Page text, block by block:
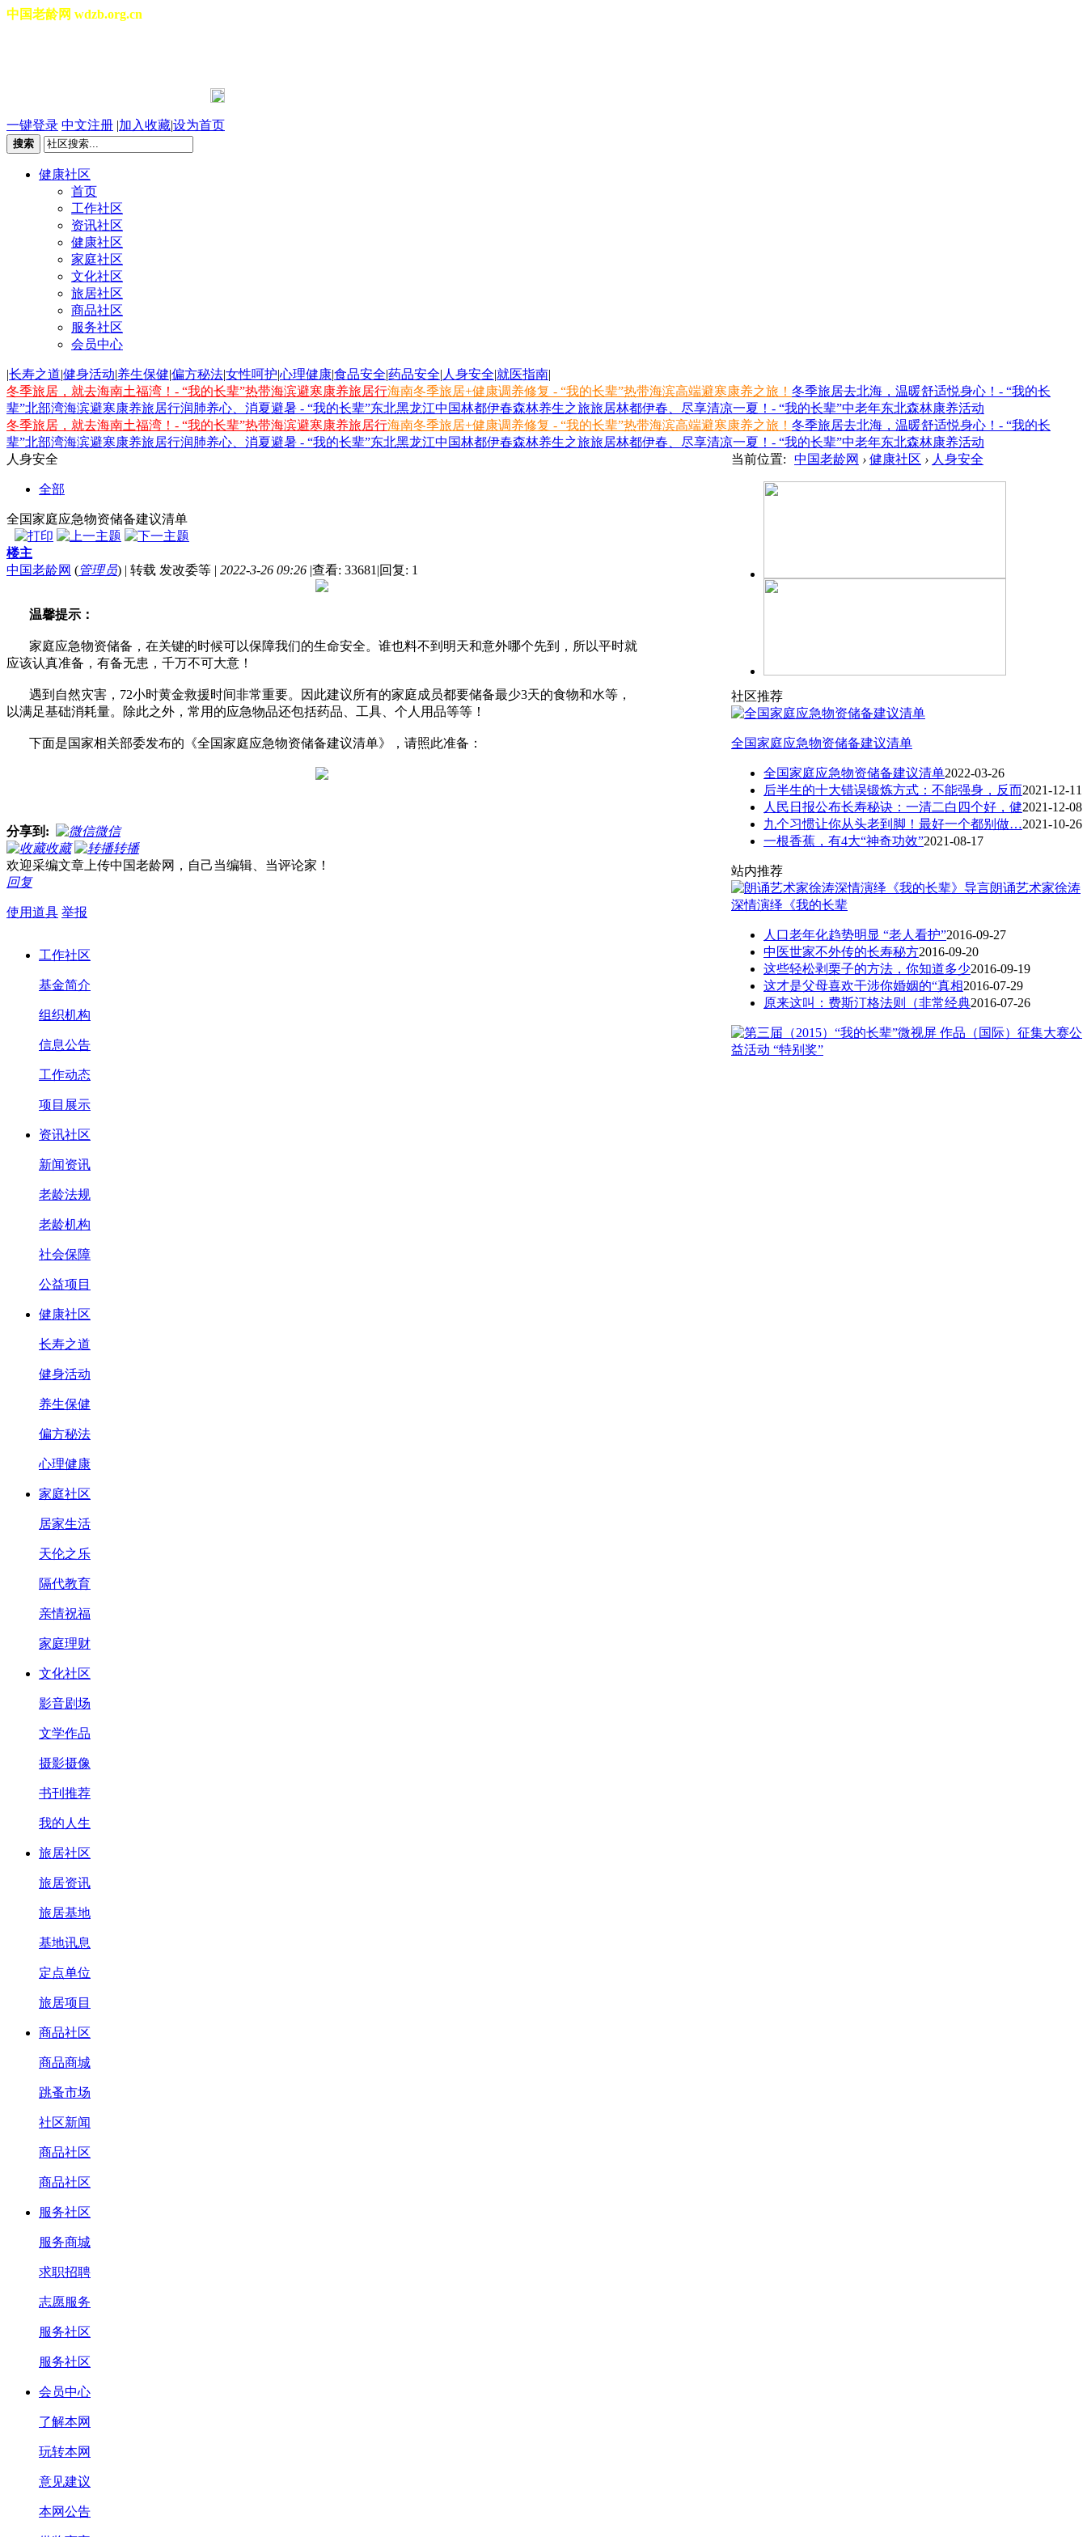
中国老龄网 wdzb.org.cn
一键登录 中文注册 |加入收藏|设为首页
搜索
健康社区
首页
工作社区
资讯社区
健康社区
家庭社区
文化社区
旅居社区
商品社区
服务社区
会员中心
|长寿之道|健身活动|养生保健|偏方秘法|女性呵护|心理健康|食品安全|药品安全| 人身安全|就医指南|
冬季旅居，就去海南土福湾！- “我的长辈”热带海滨避寒康养旅居行海南冬季旅居+健康调养修复 - “我的长辈”热带海滨高端避寒康养之旅！ 冬季旅居去北海，温暖舒适悦身心！- “我的长
辈”北部湾海滨避寒康养旅居行润肺养心、消夏避暑 - “我的长辈”东北黑龙江中国林都伊春森林养生之旅旅居林都伊春、尽享清凉一夏！- “我的长辈”中老年东北森林康养活动
冬季旅居，就去海南土福湾！- “我的长辈”热带海滨避寒康养旅居行海南冬季旅居+健康调养修复 - “我的长辈”热带海滨高端避寒康养之旅！ 冬季旅居去北海，温暖舒适悦身心！- “我的长
辈”北部湾海滨避寒康养旅居行润肺养心、消夏避暑 - “我的长辈”东北黑龙江中国林都伊春森林养生之旅旅居林都伊春、尽享清凉一夏！- “我的长辈”中老年东北森林康养活动
人身安全
全部
全国家庭应急物资储备建议清单
楼主
中国老龄网 (管理员) | 转载 发改委等 | 2022-3-26 09:26 |查看: 33681 |回复: 1
温馨提示：
家庭应急物资储备，在关键的时候可以保障我们的生命安全。谁也料不到明天和意外哪个先到，所以平时就
应该认真准备，有备无患，千万不可大意！
遇到自然灾害，72小时黄金救援时间非常重要。因此建议所有的家庭成员都要储备最少3天的食物和水等，
以满足基础消耗量。除此之外，常用的应急物品还包括药品、工具、个人用品等等！
下面是国家相关部委发布的《全国家庭应急物资储备建议清单》，请照此准备：
分享到:
微信
收藏
转播
欢迎采编文章上传中国老龄网，自己当编辑、当评论家！
回复
使用道具 举报
当前位置: 中国老龄网 › 健康社区 › 人身安全
社区推荐
全国家庭应急物资储备建议清单
全国家庭应急物资储备建议清单2022-03-26
后半生的十大错误锻炼方式：不能强身，反而2021-12-11
人民日报公布长寿秘诀：一清二白四个好，健2021-12-08
九个习惯让你从头老到脚！最好一个都别做…2021-10-26
一根香蕉，有4大“神奇功效”2021-08-17
站内推荐
朗诵艺术家徐涛
深情演绎《我的长辈
人口老年化趋势明显 “老人看护”2016-09-27
中医世家不外传的长寿秘方2016-09-20
这些轻松剥栗子的方法，你知道多少2016-09-19
这才是父母喜欢干涉你婚姻的“真相2016-07-29
原来这叫：费斯汀格法则（非常经典2016-07-26
工作社区
基金简介
组织机构
信息公告
工作动态
项目展示
资讯社区
新闻资讯
老龄法规
老龄机构
社会保障
公益项目
健康社区
长寿之道
健身活动
养生保健
偏方秘法
心理健康
家庭社区
居家生活
天伦之乐
隔代教育
亲情祝福
家庭理财
文化社区
影音剧场
文学作品
摄影摄像
书刊推荐
我的人生
旅居社区
旅居资讯
旅居基地
基地讯息
定点单位
旅居项目
商品社区
商品商城
跳蚤市场
社区新闻
商品社区
商品社区
服务社区
服务商城
求职招聘
志愿服务
服务社区
服务社区
会员中心
了解本网
玩转本网
意见建议
本网公告